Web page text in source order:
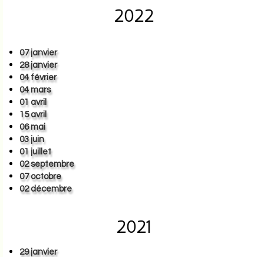
2022
07 janvier
28 janvier
04 février
04 mars
01 avril
15 avril
06 mai
03 juin
01 juillet
02 septembre
07 octobre
02 décembre
2021
29 janvier